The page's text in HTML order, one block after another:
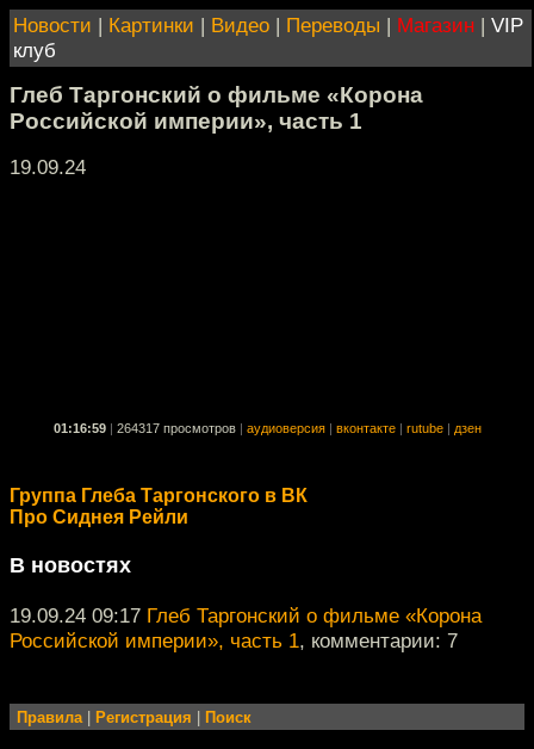
Новости | Картинки | Видео | Переводы | Магазин | VIP
клуб
Глеб Таргонский о фильме «Корона
Российской империи», часть 1
19.09.24
01:16:59 264317 просмотров аудиоверсия вконтакте rutube дзен
Группа Глеба Таргонского в ВК
Про Сиднея Рейли
В новостях
19.09.24 09:17 Глеб Таргонский о фильме «Корона
Российской империи», часть 1, комментарии: 7
Правила| Регистрация Поиск